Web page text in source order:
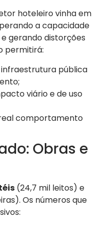
hoteleiro vinha em
a capacidade
gerando distorções
permitirá:
pública
viário e de uso
comportamento
Obras e
(24,7 mil leitos) e
Os números que